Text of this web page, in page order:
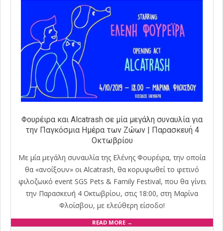
Φουρέιρα και Alcatrash σε μία μεγάλη συναυλία για
την Παγκόσμια Ημέρα των Ζώων | Παρασκευή 4
Οκτωβρίου
Με μία μεγάλη συναυλία της Ελένης Φουρέιρα, την οποία
θα «ανοίξουν» οι Alcatrash, θα κορυφωθεί το φετινό
φιλοζωικό event SGS Pets & Family Festival, που θα γίνει
την Παρασκευή 4 Οκτωβρίου, στις 18:00, στη Μαρίνα
Φλοίσβου, με ελεύθερη είσοδο!
READ MORE →